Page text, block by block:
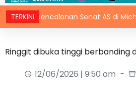
TERKINI
pencalonan Senat AS di Michigan
Ringgit dibuka tinggi berbanding
12/06/2026 | 9:50 am